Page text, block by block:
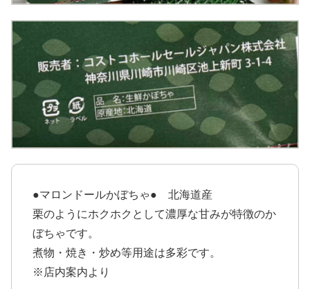
●マロンドールかぼちゃ● 北海道産
栗のようにホクホクとして濃厚な甘みが特徴のか
ぼちゃです。
煮物・焼き・炒め等用途は多彩です。
※店内案内より